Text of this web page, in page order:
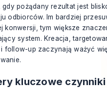
gdy pożądany rezultat jest
odbiorców. Im bardziej
konwersji, tym większe
system. Kreacja,
follow-up zaczynają ważyć
kluczowe czynniki